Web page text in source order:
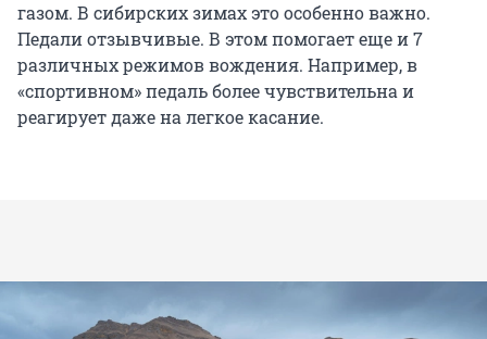
газом. В сибирских зимах это особенно важно.
Педали отзывчивые. В этом помогает еще и 7
различных режимов вождения. Например, в
«спортивном» педаль более чувствительна и
реагирует даже на легкое касание.